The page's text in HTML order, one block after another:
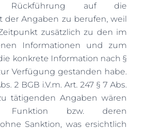
Rückführung auf die
der Angaben zu berufen, weil
zusätzlich zu den im
Informationen und zum
konkrete Information nach §
Verfügung gestanden habe.
2 BGB i.V.m. Art. 247 § 7 Abs.
tätigenden Angaben wären
bzw. deren
Sanktion, was ersichtlich